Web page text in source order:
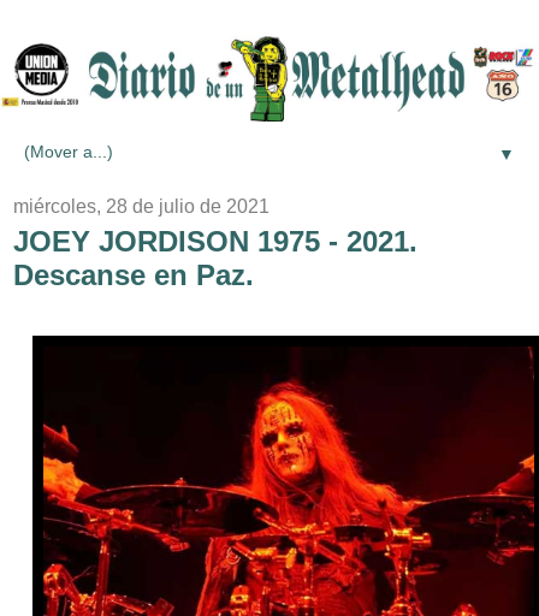
▼
miércoles, 28 de julio de 2021
JOEY JORDISON 1975 - 2021.
Descanse en Paz.